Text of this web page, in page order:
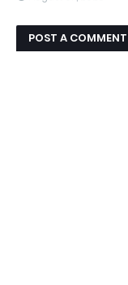
POST A COMMENT